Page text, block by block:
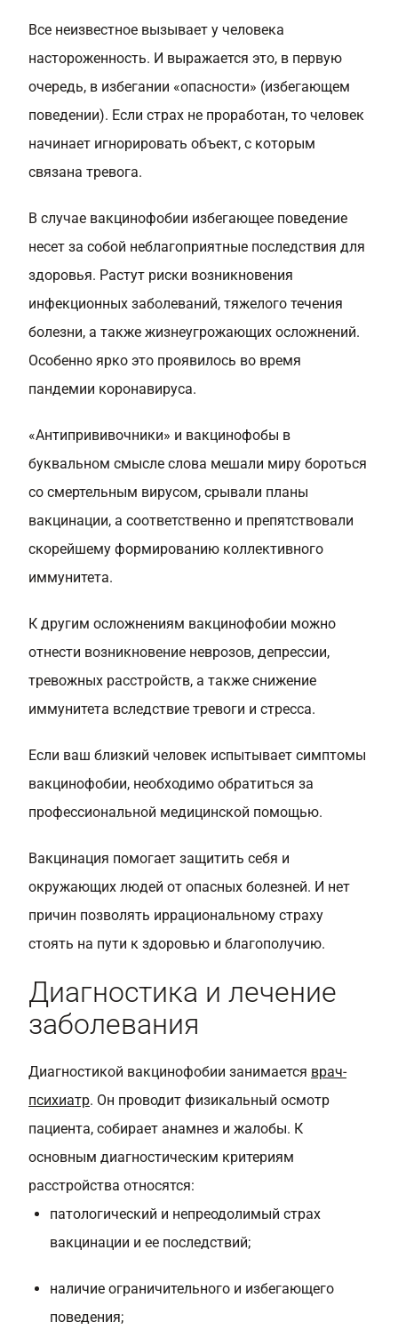
Все неизвестное вызывает у человека
настороженность. И выражается это, в первую
очередь, в избегании «опасности» (избегающем
поведении). Если страх не проработан, то человек
начинает игнорировать объект, с которым
связана тревога.
В случае вакцинофобии избегающее поведение
несет за собой неблагоприятные последствия для
здоровья. Растут риски возникновения
инфекционных заболеваний, тяжелого течения
болезни, а также жизнеугрожающих осложнений.
Особенно ярко это проявилось во время
пандемии коронавируса.
«Антипрививочники» и вакцинофобы в
буквальном смысле слова мешали миру бороться
со смертельным вирусом, срывали планы
вакцинации, а соответственно и препятствовали
скорейшему формированию коллективного
иммунитета.
К другим осложнениям вакцинофобии можно
отнести возникновение неврозов, депрессии,
тревожных расстройств, а также снижение
иммунитета вследствие тревоги и стресса.
Если ваш близкий человек испытывает симптомы
вакцинофобии, необходимо обратиться за
профессиональной медицинской помощью.
Вакцинация помогает защитить себя и
окружающих людей от опасных болезней. И нет
причин позволять иррациональному страху
стоять на пути к здоровью и благополучию.
Диагностика и лечение
заболевания
Диагностикой вакцинофобии занимается врач-
психиатр. Он проводит физикальный осмотр
пациента, собирает анамнез и жалобы. К
основным диагностическим критериям
расстройства относятся:
патологический и непреодолимый страх
вакцинации и ее последствий;
наличие ограничительного и избегающего
поведения;